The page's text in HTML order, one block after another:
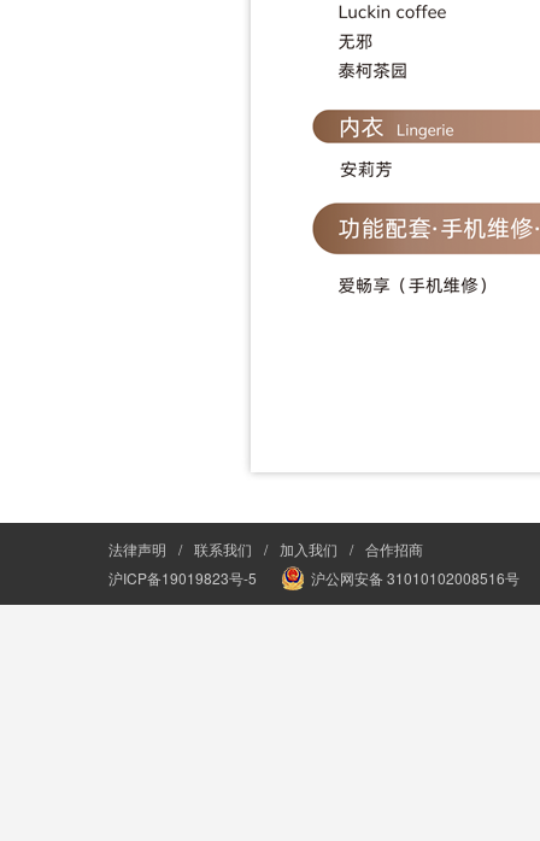
法律声明 / 联系我们 / 加入我们 / 合作招商
沪ICP备19019823号-5
沪公网安备 31010102008516号